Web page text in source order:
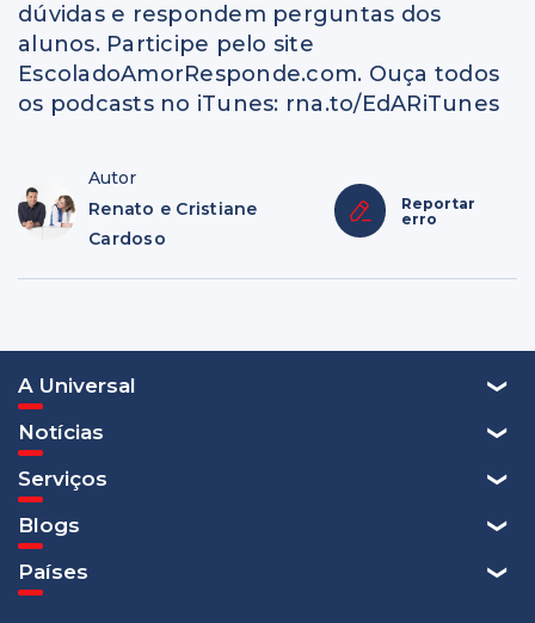
dúvidas e respondem perguntas dos
alunos. Participe pelo site
EscoladoAmorResponde.com. Ouça todos
os podcasts no iTunes: rna.to/EdARiTunes
Autor
Renato e Cristiane
Cardoso
Reportar
erro
A Universal
Notícias
Serviços
Blogs
Países